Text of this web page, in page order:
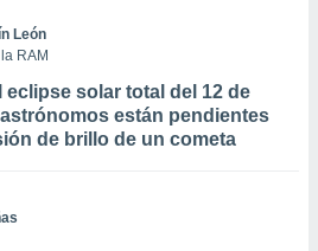
León
RAM
eclipse solar total del 12 de
están pendientes
de brillo de un cometa